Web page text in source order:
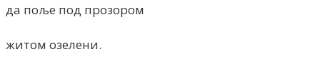
да поље под прозором
житом озелени.